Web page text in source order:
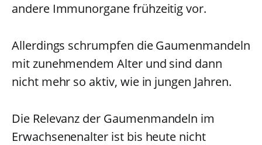
andere Immunorgane frühzeitig vor.
Allerdings schrumpfen die Gaumenmandeln
mit zunehmendem Alter und sind dann
nicht mehr so aktiv, wie in jungen Jahren.
Die Relevanz der Gaumenmandeln im
Erwachsenenalter ist bis heute nicht